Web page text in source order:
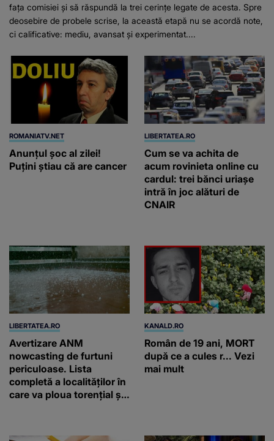
fața comisiei și să răspundă la trei cerințe legate de acesta. Spre
deosebire de probele scrise, la această etapă nu se acordă note,
ci calificative: mediu, avansat și experimentat....
ROMANIATV.NET
Anunţul şoc al zilei!
Puţini ştiau că are cancer
LIBERTATEA.RO
Cum se va achita de
acum rovinieta online cu
cardul: trei bănci uriașe
intră în joc alături de
CNAIR
LIBERTATEA.RO
Avertizare ANM
nowcasting de furtuni
periculoase. Lista
completă a localităților în
care va ploua torențial și
KANALD.RO
Român de 19 ani, MORT
după ce a cules r... Vezi
mai mult